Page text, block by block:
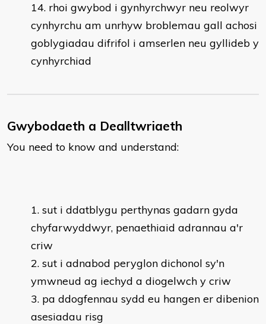
rhoi gwybod i gynhyrchwyr neu reolwyr
cynhyrchu am unrhyw broblemau gall achosi
goblygiadau difrifol i amserlen neu gyllideb y
cynhyrchiad
Gwybodaeth a Dealltwriaeth
You need to know and understand:
sut i ddatblygu perthynas gadarn gyda
chyfarwyddwyr, penaethiaid adrannau a'r
criw
sut i adnabod peryglon dichonol sy'n
ymwneud ag iechyd a diogelwch y criw
pa ddogfennau sydd eu hangen er dibenion
asesiadau risg